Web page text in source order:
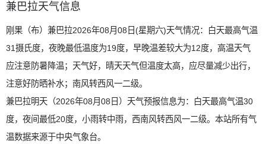
兼巴拉天气信息
刚果（布）兼巴拉2026年08月08日(星期六)天气情况：白天最高气温
31摄氏度，夜晚最低温度为19度，早晚温差较大为12度，高温天气
应注意防暑降温；天气好，晴天天气但温度太高，应尽量减少出行，
注意好防晒补水；南风转西风一二级。
兼巴拉明天（2026年08月08日）天气预报信息为：白天最高气温30
度，夜间最低20度，小雨转中雨，西南风转西风一二级。本站所有气
温数据来源于中央气象台。